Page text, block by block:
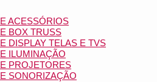
ACESSÓRIOS
BOX TRUSS
DISPLAY TELAS E TVS
ILUMINAÇÃO
PROJETORES
SONORIZAÇÃO